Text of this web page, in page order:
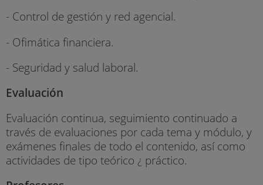
- Control de gestión y red agencial.
- Ofimática financiera.
- Seguridad y salud laboral.
Evaluación
Evaluación continua, seguimiento continuado a
través de evaluaciones por cada tema y módulo, y
exámenes finales de todo el contenido, así como
actividades de tipo teórico ¿ práctico.